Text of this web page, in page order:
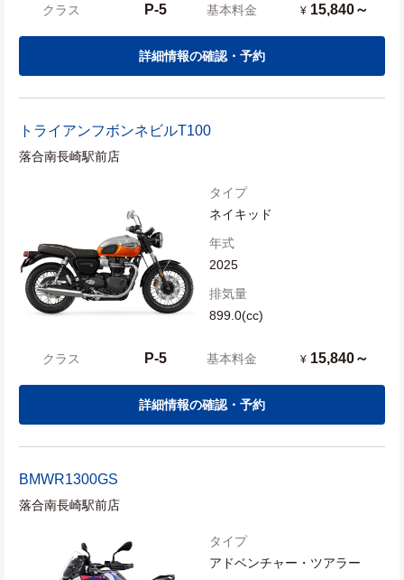
クラス P-5 基本料金 ¥ 15,840～
詳細情報の確認・予約
トライアンフボンネビルT100
落合南長崎駅前店
タイプ
ネイキッド
年式
2025
排気量
899.0(cc)
クラス P-5 基本料金 ¥ 15,840～
詳細情報の確認・予約
BMWR1300GS
落合南長崎駅前店
タイプ
アドベンチャー・ツアラー